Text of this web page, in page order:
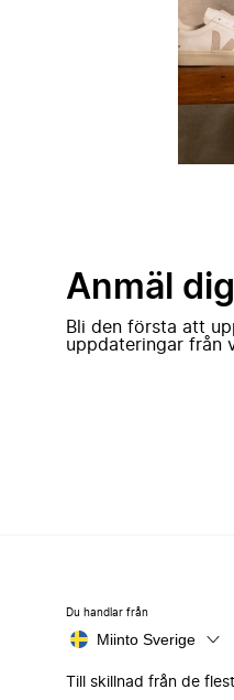
Anmäl
Bli den första att
uppdateringar från
Du handlar från
Miinto Sverige
Till skillnad från de